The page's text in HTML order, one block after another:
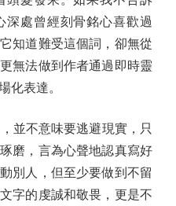
深處曾經刻骨銘心喜歡過
知道難受這個詞，卻無從
無法做到作者通過即時靈
化表達。
不意味要逃避現實，只
磨，言為心聲地認真寫好
別人，但至少要做到不留
字的虔誠和敬畏，更是不